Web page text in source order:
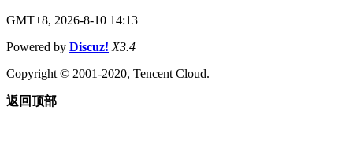
GMT+8, 2026-8-10 14:13
Powered by Discuz! X3.4
Copyright © 2001-2020, Tencent Cloud.
返回顶部